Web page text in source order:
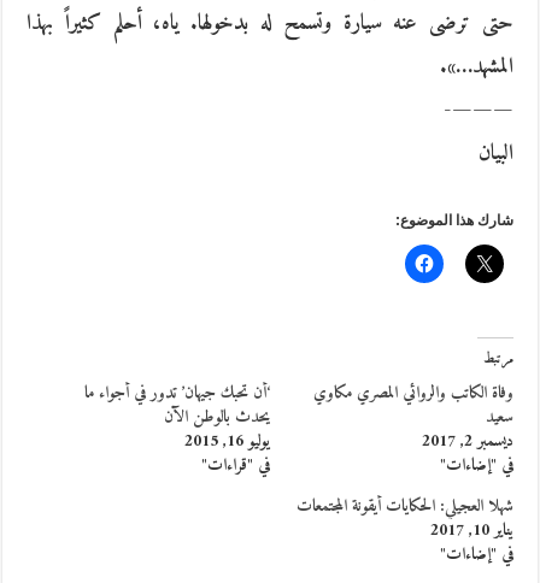
حتى ترضى عنه سيارة وتسمح له بدخولها. ياه، أحلم كثيراً بهذا
المشهد…».
———-
البيان
شارك هذا الموضوع:
مرتبط
وفاة الكاتب والروائي المصري مكاوي
سعيد
ديسمبر 2, 2017
في "إضاءات"
‘أن تحبك جيهان’ تدور في أجواء ما
يحدث بالوطن الآن
يوليو 16, 2015
في "قراءات"
شهلا العجيلي: الحكايات أيقونة المجتمعات
يناير 10, 2017
في "إضاءات"